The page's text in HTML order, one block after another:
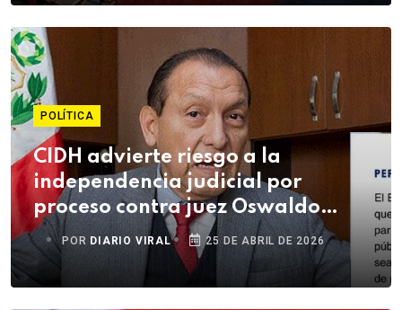
POLÍTICA
CIDH advierte riesgo a la
independencia judicial por
proceso contra juez Oswaldo
Ordóñez
POR DIARIO VIRAL 25 DE ABRIL DE 2026